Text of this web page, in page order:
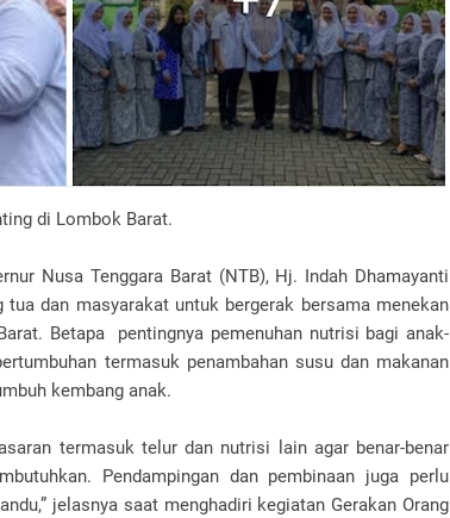
di Lombok Barat.
Nusa Tenggara Barat (NTB), Hj. Indah Dhamayanti
dan masyarakat untuk bergerak bersama menekan
Betapa pentingnya pemenuhan nutrisi bagi anak-
termasuk penambahan susu dan makanan
kembang anak.
termasuk telur dan nutrisi lain agar benar-benar
Pendampingan dan pembinaan juga perlu
jelasnya saat menghadiri kegiatan Gerakan Orang